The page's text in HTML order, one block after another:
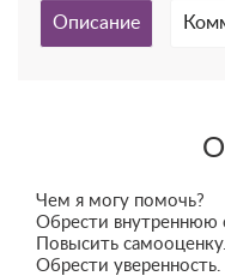
Описание
Чем я могу помочь?
Обрести внутреннюю
Повысить самооценку.
Обрести уверенность.